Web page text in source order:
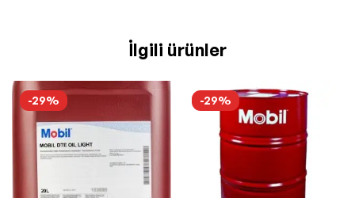
İlgili ürünler
-29% -29%